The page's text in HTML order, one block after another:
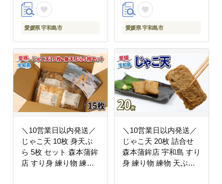
愛媛県 宇和島市
まぼこ 蒲鉾 カマボコ
練り物 練物 郷土料理
酒 おつまみ 加工品 特
013002
愛媛県 宇和島市
＼10営業日以内発送／
じゃこ天 10枚 身天ぷ
ら 5枚 セット 森本蒲鉾
店 すり身 練り物 練物
＼10営業日以内発送／
じゃこ天 20枚 詰合せ
森本蒲鉾店 宇和島 すり
身 練り物 練物 天ぷら